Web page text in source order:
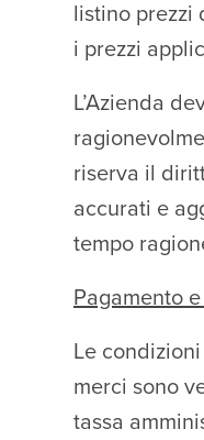
listino prezzi
i prezzi
L’Azienda
riserva il
accurati e
tempo
Pagamento
Le
merci sono
tassa